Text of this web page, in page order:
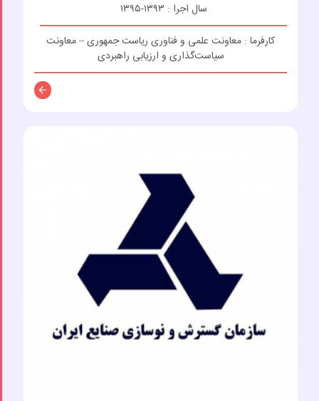
سال اجرا : ۱۳۹۳-۱۳۹۵
کارفرما : معاونت علمی و فناوری ریاست جمهوری – معاونت
سیاست‌گذاری و ارزیابی راهبردی